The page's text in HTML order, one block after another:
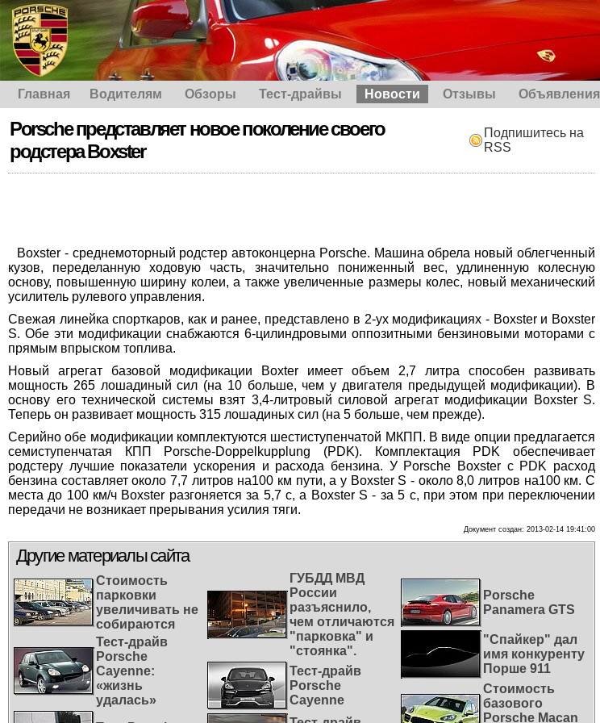
Главная Водителям Обзоры Тест-драйвы Новости Отзывы Объявления
Porsche представляет новое поколение своего
родстера Boxster
Подпишитесь на
RSS
Boxster - среднемоторный родстер автоконцерна Porsche. Машина обрела новый облегченный
кузов, переделанную ходовую часть, значительно пониженный вес, удлиненную колесную
основу, повышенную ширину колеи, а также увеличенные размеры колес, новый механический
усилитель рулевого управления.
Свежая линейка спорткаров, как и ранее, представлено в 2-ух модификациях - Boxster и Boxstеr
S. Обе эти модификации снабжаются 6-цилиндровыми оппозитными бензиновыми моторами с
прямым впрыском топлива.
Новый агрегат базовой модификации Boxter имеет объем 2,7 литра способен развивать
мощность 265 лошадиный сил (на 10 больше, чем у двигателя предыдущей модификации). В
основу его технической системы взят 3,4-литровый силовой агрегат модификации Boxstеr S.
Теперь он развивает мощность 315 лошадиных сил (на 5 больше, чем прежде).
Серийно обе модификации комплектуются шестиступенчатой МКПП. В виде опции предлагается
семиступенчатая КПП Porsche-Dоppelkupplung (PDK). Комплектация PDK обеспечивает
родстеру лучшие показатели ускорения и расхода бензина. У Porsche Boxstеr с PDK расход
бензина составляет около 7,7 литров на100 км пути, а у Boxstеr S - около 8,0 литров на100 км. С
места до 100 км/ч Boxstеr разгоняется за 5,7 с, а Bоxstеr S - за 5 с, при этом при переключении
передачи не возникает прерывания усилия тяги.
Документ создан: 2013-02-14 19:41:00
Другие материалы сайта
Стоимость
парковки
увеличивать не
собираются
Тест-драйв
Porsche
Cayenne:
«жизнь
удалась»
ГУБДД МВД
России
разъяснило,
чем отличаются
"парковка" и
"стоянка".
Тест-драйв
Porsche
Cayenne
Porsche
Panamera GTS
"Спайкер" дал
имя конкуренту
Порше 911
Стоимость
базового
Porsche Macan